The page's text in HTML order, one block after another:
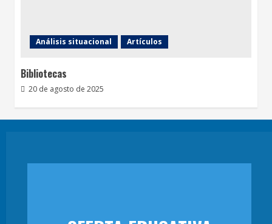
Análisis situacional Artículos
Bibliotecas
20 de agosto de 2025